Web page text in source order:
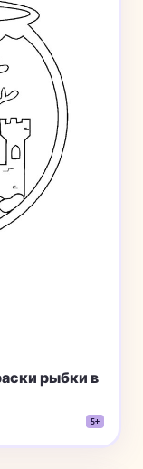
рыбки в
5+